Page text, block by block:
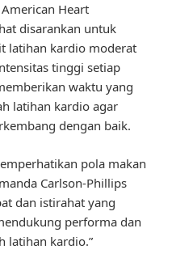
Heart
disarankan untuk
latihan kardio moderat
tinggi setiap
waktu yang
latihan kardio agar
dengan baik.
pola makan
Carlson-Phillips
dan istirahat yang
performa dan
latihan kardio.”